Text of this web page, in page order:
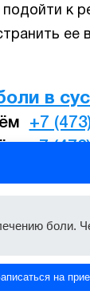
подойти к
ее
в
+7
+7
боли.
на